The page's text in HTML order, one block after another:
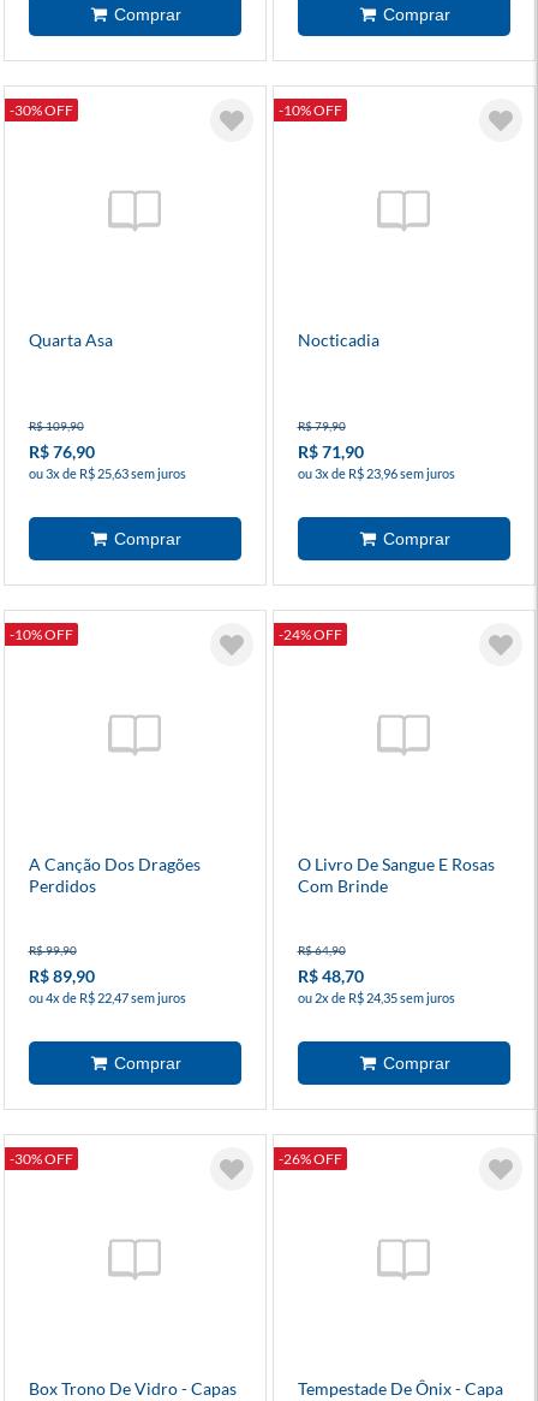
-30% OFF
Quarta Asa
R$ 109,90
R$ 76,90
ou 3x de R$ 25,63 sem juros
-10% OFF
Nocticadia
R$ 79,90
R$ 71,90
ou 3x de R$ 23,96 sem juros
-10% OFF
A Canção Dos Dragões
Perdidos
R$ 99,90
R$ 89,90
ou 4x de R$ 22,47 sem juros
-24% OFF
O Livro De Sangue E Rosas
Com Brinde
R$ 64,90
R$ 48,70
ou 2x de R$ 24,35 sem juros
-30% OFF
Box Trono De Vidro - Capas
-26% OFF
Tempestade De Ônix - Capa